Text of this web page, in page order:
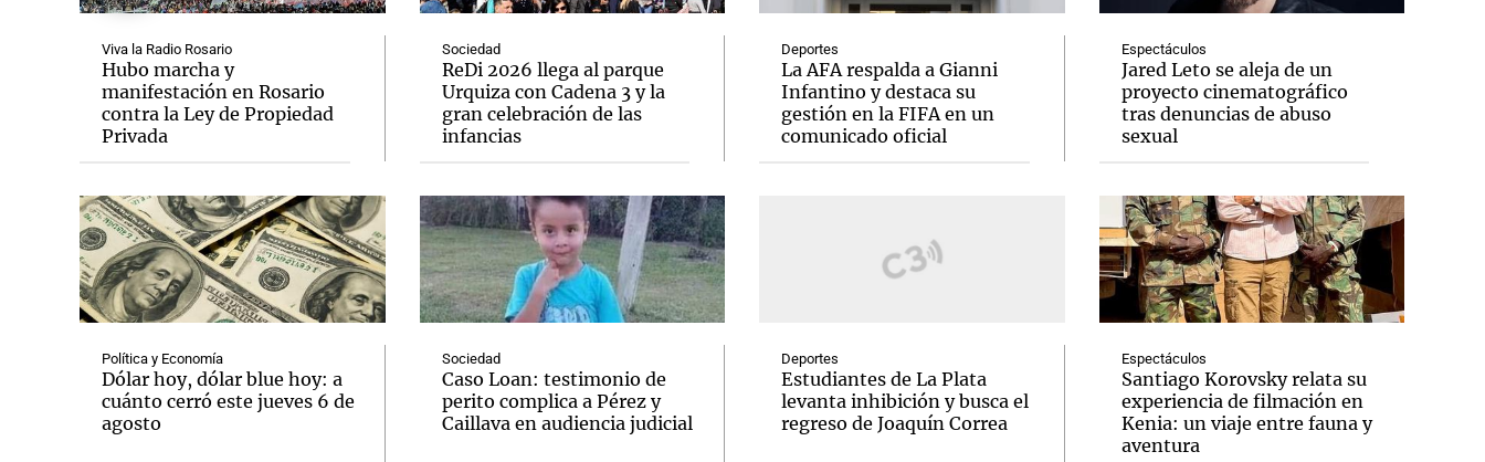
Viva la Radio Rosario
Hubo marcha y
manifestación en Rosario
contra la Ley de Propiedad
Privada
Política y Economía
Dólar hoy, dólar blue hoy: a
cuánto cerró este jueves 6 de
agosto
Sociedad
ReDi 2026 llega al parque
Urquiza con Cadena 3 y la
gran celebración de las
infancias
Sociedad
Caso Loan: testimonio de
perito complica a Pérez y
Caillava en audiencia judicial
Deportes
La AFA respalda a Gianni
Infantino y destaca su
gestión en la FIFA en un
comunicado oficial
Deportes
Estudiantes de La Plata
levanta inhibición y busca el
regreso de Joaquín Correa
Espectáculos
Jared Leto se aleja de un
proyecto cinematográfico
tras denuncias de abuso
sexual
Espectáculos
Santiago Korovsky relata su
experiencia de filmación en
Kenia: un viaje entre fauna y
aventura
Notas Notas
El huracán de Arequito
Notas
Cadena 3 en Groenlandia
Notas